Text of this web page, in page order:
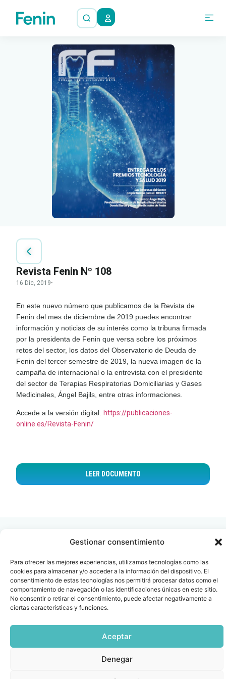
Gestionar consentimiento
Para ofrecer las mejores experiencias, utilizamos tecnologías como las
cookies para almacenar y/o acceder a la información del dispositivo. El
consentimiento de estas tecnologías nos permitirá procesar datos como el
comportamiento de navegación o las identificaciones únicas en este sitio.
No consentir o retirar el consentimiento, puede afectar negativamente a
ciertas características y funciones.
Aceptar
Denegar
Revista Fenin Nº 108
16 Dic, 2019·
En este nuevo número que publicamos de la Revista de
Fenin del mes de diciembre de 2019 puedes encontrar
información y noticias de su interés como la tribuna firmada
por la presidenta de Fenin que versa sobre los próximos
retos del sector, los datos del Observatorio de Deuda de
Fenin del tercer semestre de 2019, la nueva imagen de la
campaña de internacional o la entrevista con el presidente
del sector de Terapias Respiratorias Domiciliarias y Gases
Medicinales, Ángel Bajils, entre otras informaciones.
Accede a la versión digital: https://publicaciones-
online.es/Revista-Fenin/
LEER DOCUMENTO
Contacto
info@fenin.es
C/ Villanueva, 20 - 1-
28001
Oficina Barcelona
Travesera de Gracia, 56 -
1º, 3ª 08006
Todos los derechos
Política
de
privacidad
legalde
y